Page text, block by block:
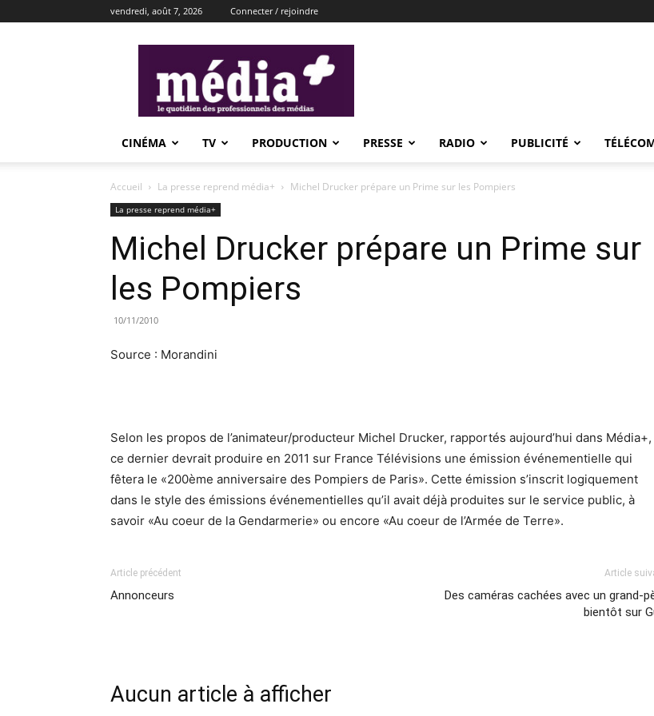
vendredi, août 7, 2026 Connecter / rejoindre
CINÉMA TV PRODUCTION PRESSE RADIO PUBLICITÉ
Accueil La presse reprend média+ Michel Drucker prépare un Prime sur les Pompiers
La presse reprend média+
Michel Drucker prépare un Prime sur
les Pompiers
10/11/2010
Source : Morandini
Selon les propos de l’animateur/producteur Michel Drucker, rapportés aujourd’hui dans Média+,
ce dernier devrait produire en 2011 sur France Télévisions une émission événementielle qui
fêtera le «200ème anniversaire des Pompiers de Paris». Cette émission s’inscrit logiquement
dans le style des émissions événementielles qu’il avait déjà produites sur le service public, à
savoir «Au coeur de la Gendarmerie» ou encore «Au coeur de l’Armée de Terre».
Article précédent
Annonceurs
Article
Des caméras cachées avec un grand-
bientôt sur
Aucun article à afficher